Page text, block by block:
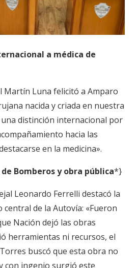
a médica de
Martín Luna felicitó a Amparo
nacida y criada en nuestra
distinción internacional por
hacia las
en la medicina».
Bomberos y obra pública*}
Leonardo Ferrelli destacó la
de la Autovía: «Fueron
Nación dejó las obras
herramientas ni recursos, el
buscó que esta obra no
con ingenio surgió este